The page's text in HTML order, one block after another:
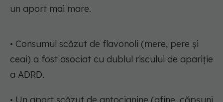
un aport mai mare.
• Consumul scăzut de flavonoli (mere, pere și
ceai) a fost asociat cu dublul riscului de apariție
a ADRD.